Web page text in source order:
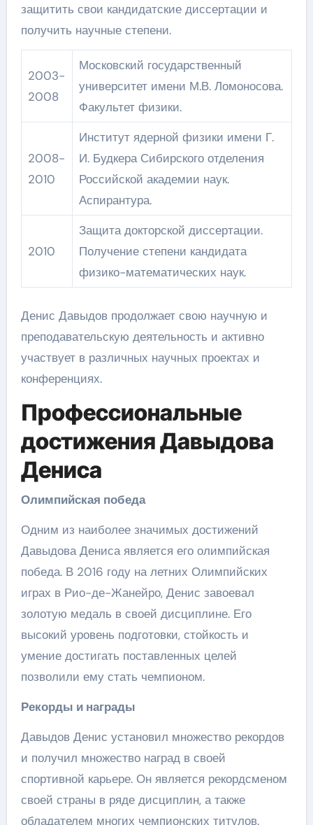
защитить свои кандидатские диссертации и
получить научные степени.
2003-
2008
Московский государственный
университет имени М.В. Ломоносова.
Факультет физики.
2008-
2010
Институт ядерной физики имени Г.
И. Будкера Сибирского отделения
Российской академии наук.
Аспирантура.
2010
Защита докторской диссертации.
Получение степени кандидата
физико-математических наук.
Денис Давыдов продолжает свою научную и
преподавательскую деятельность и активно
участвует в различных научных проектах и
конференциях.
Профессиональные
достижения Давыдова
Дениса
Олимпийская победа
Одним из наиболее значимых достижений
Давыдова Дениса является его олимпийская
победа. В 2016 году на летних Олимпийских
играх в Рио-де-Жанейро, Денис завоевал
золотую медаль в своей дисциплине. Его
высокий уровень подготовки, стойкость и
умение достигать поставленных целей
позволили ему стать чемпионом.
Рекорды и награды
Давыдов Денис установил множество рекордов
и получил множество наград в своей
спортивной карьере. Он является рекордсменом
своей страны в ряде дисциплин, а также
обладателем многих чемпионских титулов.